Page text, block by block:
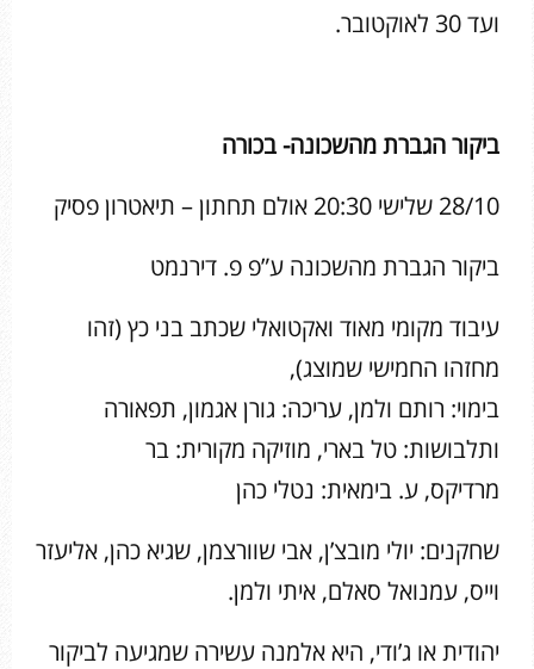
ועד 30 לאוקטובר.
ביקור הגברת מהשכונה- בכורה
28/10 שלישי 20:30 אולם תחתון – תיאטרון פסיק
ביקור הגברת מהשכונה ע”פ פ. דירנמט
עיבוד מקומי מאוד ואקטואלי שכתב בני כץ (זהו
מחזהו החמישי שמוצג),
בימוי: רותם ולמן, עריכה: גורן אגמון, תפאורה
ותלבושות: טל בארי, מוזיקה מקורית: בר
מרדיקס, ע. בימאית: נטלי כהן
שחקנים: יולי מובצ’ן, אבי שוורצמן, שגיא כהן, אליעזר
וייס, עמנואל סאלם, איתי ולמן.
יהודית או ג’ודי, היא אלמנה עשירה שמגיעה לביקור